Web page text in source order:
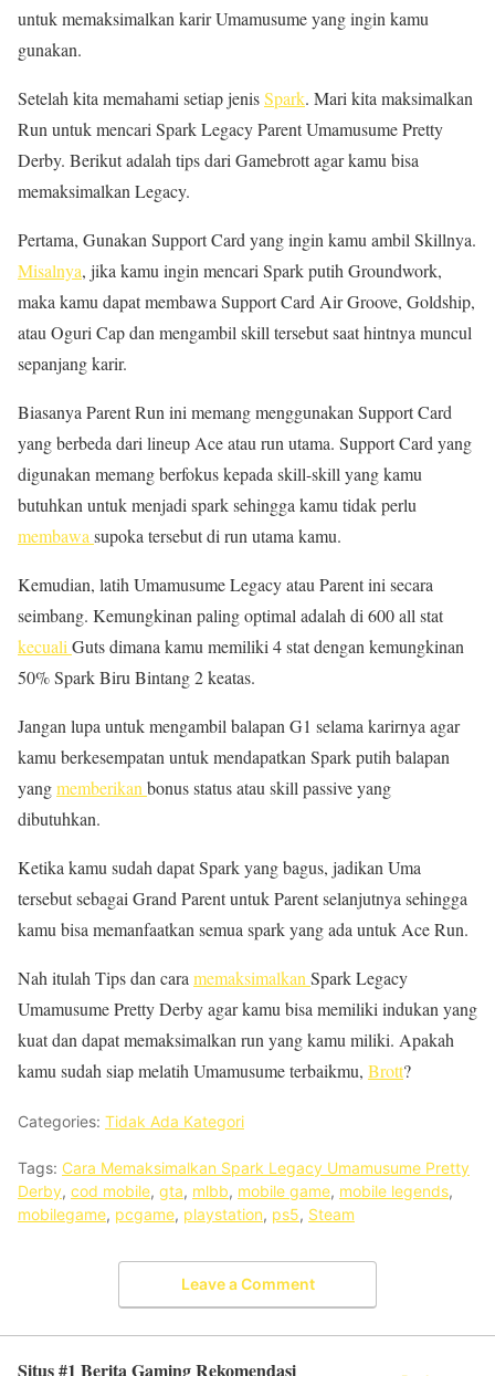
untuk memaksimalkan karir Umamusume yang ingin kamu
gunakan.
Setelah kita memahami setiap jenisSpark. Mari kita maksimalkan
Run untuk mencari Spark Legacy Parent Umamusume Pretty
Derby. Berikut adalah tips dari Gamebrott agar kamu bisa
memaksimalkan Legacy.
Pertama, Gunakan Support Card yang ingin kamu ambil Skillnya.
Misalnya, jika kamu ingin mencari Spark putih Groundwork,
maka kamu dapat membawa Support Card Air Groove, Goldship,
atau Oguri Cap dan mengambil skill tersebut saat hintnya muncul
sepanjang karir.
Biasanya Parent Run ini memang menggunakan Support Card
yang berbeda dari lineup Ace atau run utama. Support Card yang
digunakan memang berfokus kepada skill-skill yang kamu
butuhkan untuk menjadi spark sehingga kamu tidak perlu
membawa supoka tersebut di run utama kamu.
Kemudian, latih Umamusume Legacy atau Parent ini secara
seimbang. Kemungkinan paling optimal adalah di 600 all stat
kecuali Guts dimana kamu memiliki 4 stat dengan kemungkinan
50% Spark Biru Bintang 2 keatas.
Jangan lupa untuk mengambil balapan G1 selama karirnya agar
kamu berkesempatan untuk mendapatkan Spark putih balapan
yangmemberikan bonus status atau skill passive yang
dibutuhkan.
Ketika kamu sudah dapat Spark yang bagus, jadikan Uma
tersebut sebagai Grand Parent untuk Parent selanjutnya sehingga
kamu bisa memanfaatkan semua spark yang ada untuk Ace Run.
Nah itulah Tips dan cara memaksimalkan Spark Legacy
Umamusume Pretty Derby agar kamu bisa memiliki indukan yang
kuat dan dapat memaksimalkan run yang kamu miliki. Apakah
kamu sudah siap melatih Umamusume terbaikmu, Brott?
Categories: Tidak Ada Kategori
Tags: Cara Memaksimalkan Spark Legacy Umamusume Pretty
Derby, cod mobile, gta, mlbb, mobile game, mobile legends,
mobilegame, pcgame, playstation, ps5, Steam
Leave a Comment
Situs #1 Berita Gaming Rekomendasi